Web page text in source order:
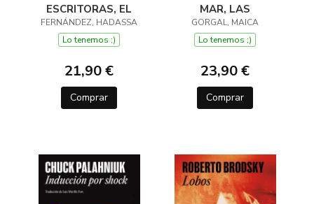
ESCRITORAS, EL
FERNÁNDEZ, HADASSA
Lo tenemos ;)
21,90 €
Comprar
MAR, LAS
GORGAL, MAICA
Lo tenemos ;)
23,90 €
Comprar